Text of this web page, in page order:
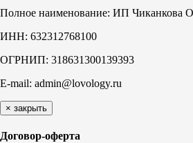
Полное наименование: ИП Чиканкова
ИНН: 632312768100
ОГРНИП: 318631300139393
E-mail: admin@lovology.ru
× закрыть
Договор-оферта